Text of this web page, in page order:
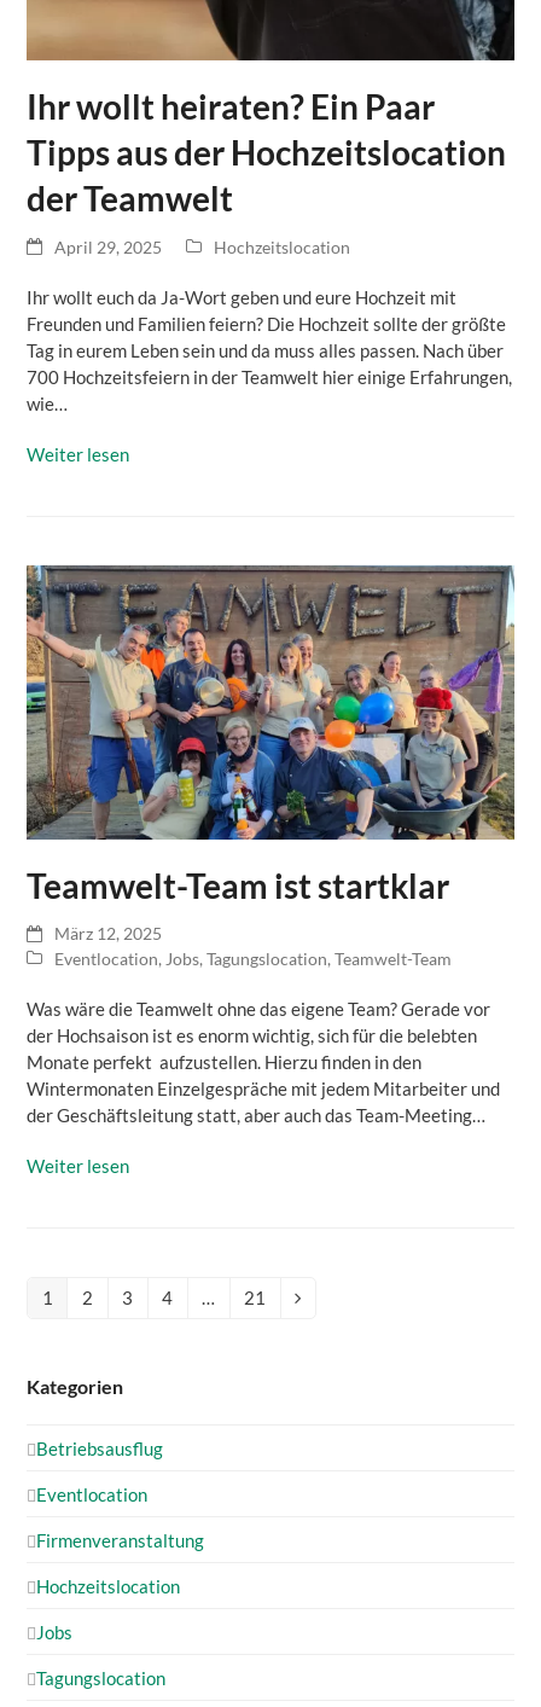
Ihr wollt heiraten? Ein Paar
Tipps aus der Hochzeitslocation
der Teamwelt
April 29, 2025 Hochzeitslocation
Ihr wollt euch da Ja-Wort geben und eure Hochzeit mit
Freunden und Familien feiern? Die Hochzeit sollte der größte
Tag in eurem Leben sein und da muss alles passen. Nach über
700 Hochzeitsfeiern in der Teamwelt hier einige Erfahrungen,
wie…
Weiter lesen
Teamwelt-Team ist startklar
März 12, 2025
Eventlocation, Jobs,Tagungslocation,Teamwelt-Team
Was wäre die Teamwelt ohne das eigene Team? Gerade vor
der Hochsaison ist es enorm wichtig, sich für die belebten
Monate perfekt aufzustellen. Hierzu finden in den
Wintermonaten Einzelgespräche mit jedem Mitarbeiter und
der Geschäftsleitung statt, aber auch das Team-Meeting…
Weiter lesen
Seite
1 Seite
2 Seite
3 Seite
4 … Seite
21 Vorwärts
Kategorien
Betriebsausflug
Eventlocation
Firmenveranstaltung
Hochzeitslocation
Jobs
Tagungslocation